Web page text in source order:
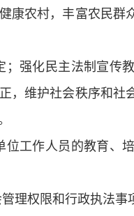
康农村，丰富农民
；强化民主法制宣传
，维护社会秩序和社
位工作人员的教育、
理权限和行政执法事